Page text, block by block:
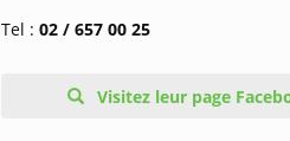
Tel :02 / 657 00 25
Visitez leur page